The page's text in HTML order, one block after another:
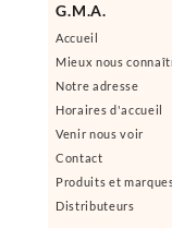
G.M.A.
Accueil
Mieux nous
Notre adresse
Horaires d'accueil
Venir nous voir
Contact
Produits et
Distributeurs